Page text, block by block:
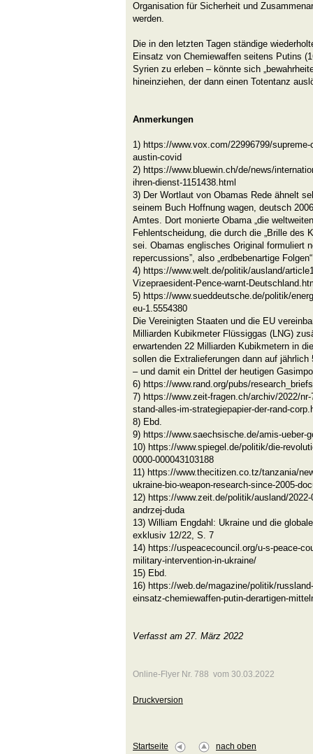
Organisation für Sicherheit und
werden.
Die in den letzten Tagen ständige
Einsatz von Chemiewaffen seitens Putins
Syrien zu erleben – könnte sich
hineinziehen, der dann einen Totentanz
Anmerkungen
1) https://www.vox.com/22996799/
austin-covid
2) https://www.bluewin.ch/de/news/
ihren-dienst-1151438.html
3) Der Wortlaut von Obamas Rede ähnelt
seinem Buch Hoffnung wagen, deutsch
Amtes. Dort monierte Obama „die
Fehlentscheidung, die durch die „Brille des
sei. Obamas englisches Original formuliert
repercussions”, also „erdbebenartige
4) https://www.welt.de/politik/ausland/
Vizepraesident-Pence-warnt-
5) https://www.sueddeutsche.de/politik/
eu-1.5554380
Die Vereinigten Staaten und die EU
Milliarden Kubikmeter Flüssiggas (LNG)
erwartenden 22 Milliarden Kubikmetern in
sollen die Extralieferungen dann auf
– und damit ein Drittel der heutigen
6) https://www.rand.org/pubs/
7) https://www.zeit-fragen.ch/archiv/2022/
stand-alles-im-strategiepapier-der-rand-
8) Ebd.
9) https://www.saechsische.de/amis-ueber-
10) https://www.spiegel.de/politik/die-
0000-000043103188
11) https://www.thecitizen.co.tz/tanzania/
ukraine-bio-weapon-research-since-2005-
12) https://www.zeit.de/politik/ausland/
andrzej-duda
13) William Engdahl: Ukraine und die
exklusiv 12/22, S. 7
14) https://uspeacecouncil.org/u-s-peace-
military-intervention-in-ukraine/
15) Ebd.
16) https://web.de/magazine/politik/
einsatz-chemiewaffen-putin-derartigen-
Verfasst am 27. März 2022
Online-Flyer Nr. 788 vom 30.03.2022
Druckversion
Startseite nach oben